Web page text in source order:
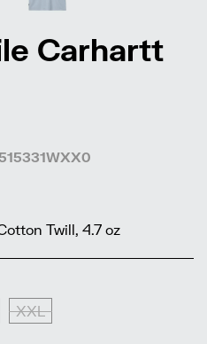
Carhartt
Twill, 4.7 oz
XXL